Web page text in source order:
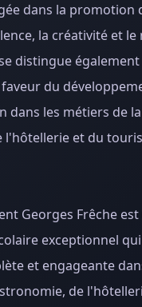
dans la promotion
la créativité et le
distingue
du
dans les métiers de la
l'hôtellerie et du
Georges Frêche
exceptionnel
et engageante
de